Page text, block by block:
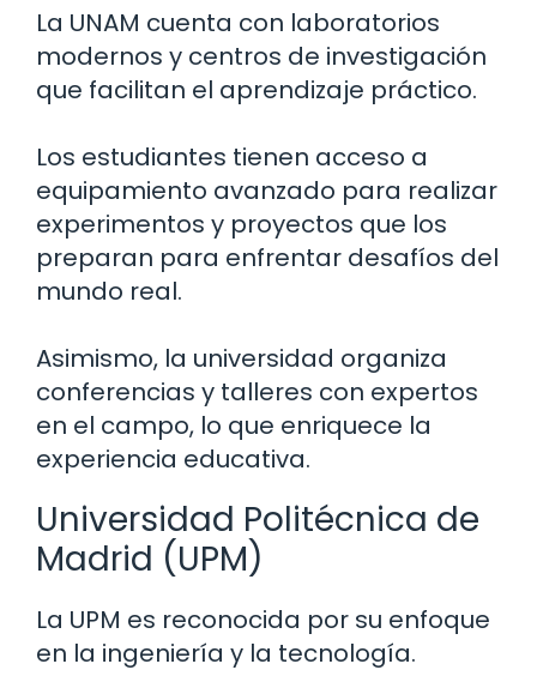
La UNAM cuenta con laboratorios
modernos y centros de investigación
que facilitan el aprendizaje práctico.
Los estudiantes tienen acceso a
equipamiento avanzado para realizar
experimentos y proyectos que los
preparan para enfrentar desafíos del
mundo real.
Asimismo, la universidad organiza
conferencias y talleres con expertos
en el campo, lo que enriquece la
experiencia educativa.
Universidad Politécnica de
Madrid (UPM)
La UPM es reconocida por su enfoque
en la ingeniería y la tecnología.